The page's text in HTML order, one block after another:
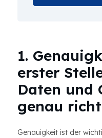
1.
erster
Daten und
genau
Genauigkeit ist der